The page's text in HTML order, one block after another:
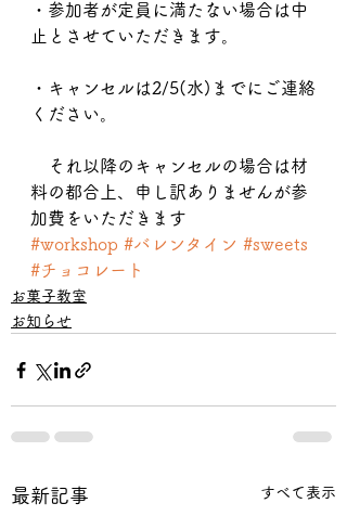
・参加者が定員に満たない場合は中
止とさせていただきます。
・キャンセルは2/5(水)までにご連絡
ください。
それ以降のキャンセルの場合は材
料の都合上、申し訳ありませんが参
加費をいただきます
#workshop #バレンタイン #sweets
#チョコレート
お菓子教室
お知らせ
最新記事 すべて表示